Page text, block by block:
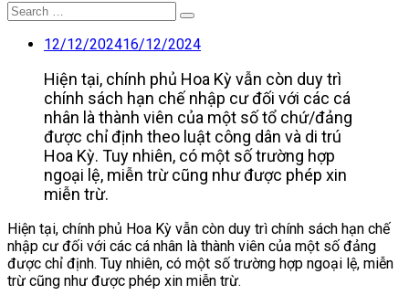
Search
for:
12/12/202416/12/2024
Hiện tại, chính phủ Hoa Kỳ vẫn còn duy trì
chính sách hạn chế nhập cư đối với các cá
nhân là thành viên của một số tổ chứ/đảng
được chỉ định theo luật công dân và di trú
Hoa Kỳ. Tuy nhiên, có một số trường hợp
ngoại lệ, miễn trừ cũng như được phép xin
miễn trừ.
Hiện tại, chính phủ Hoa Kỳ vẫn còn duy trì chính sách hạn chế
nhập cư đối với các cá nhân là thành viên của một số đảng
được chỉ định. Tuy nhiên, có một số trường hợp ngoại lệ, miễn
trừ cũng như được phép xin miễn trừ.